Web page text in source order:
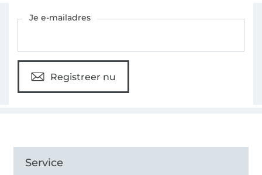
Je e-mailadres
Registreer nu
Service